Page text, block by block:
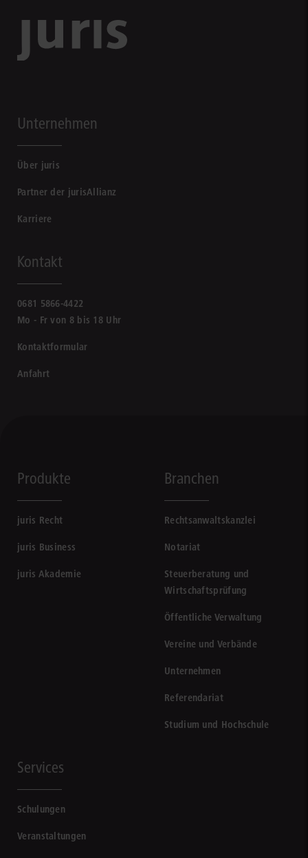
Unternehmen
Über juris
Partner der jurisAllianz
Karriere
Kontakt
0681 5866-4422
Mo - Fr von 8 bis 18 Uhr
Kontaktformular
Anfahrt
Produkte
juris Recht
juris Business
juris Akademie
Branchen
Rechtsanwaltskanzlei
Notariat
Steuerberatung und
Wirtschaftsprüfung
Öffentliche Verwaltung
Vereine und Verbände
Unternehmen
Referendariat
Studium und Hochschule
Services
Schulungen
Veranstaltungen